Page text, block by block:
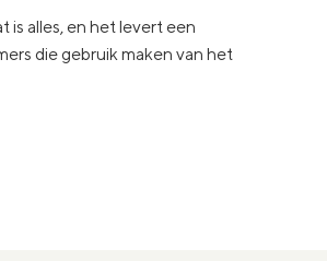
is alles, en het levert een
die gebruik maken van het